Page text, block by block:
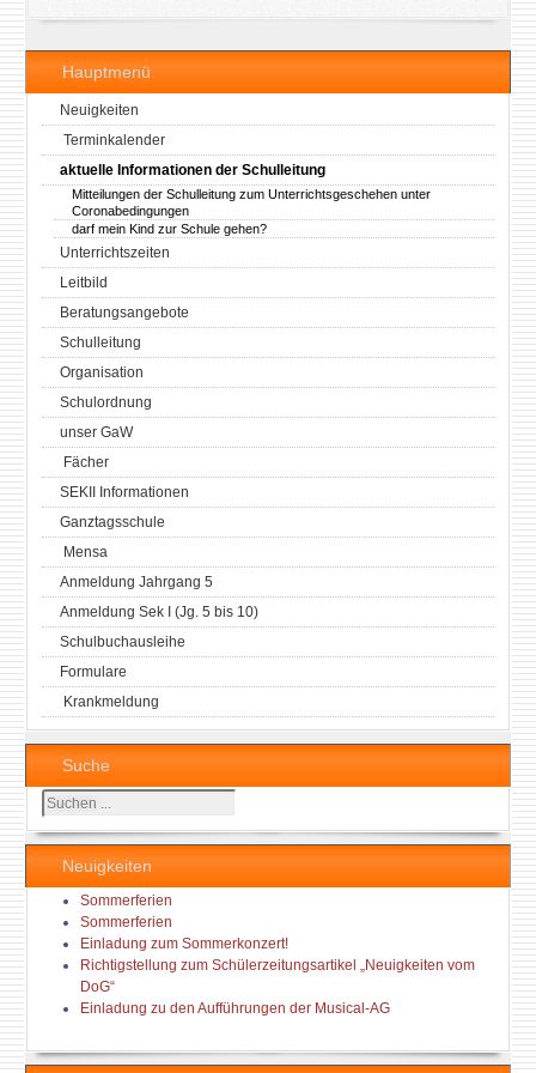
Hauptmenü
Neuigkeiten
Terminkalender
aktuelle Informationen der Schulleitung
Mitteilungen der Schulleitung zum Unterrichtsgeschehen unter
Coronabedingungen
darf mein Kind zur Schule gehen?
Unterrichtszeiten
Leitbild
Beratungsangebote
Schulleitung
Organisation
Schulordnung
unser GaW
Fächer
SEKII Informationen
Ganztagsschule
Mensa
Anmeldung Jahrgang 5
Anmeldung Sek I (Jg. 5 bis 10)
Schulbuchausleihe
Formulare
Krankmeldung
Suche
Suchen
...
Neuigkeiten
Sommerferien
Sommerferien
Einladung zum Sommerkonzert!
Richtigstellung zum Schülerzeitungsartikel „Neuigkeiten vom
DoG“
Einladung zu den Aufführungen der Musical-AG